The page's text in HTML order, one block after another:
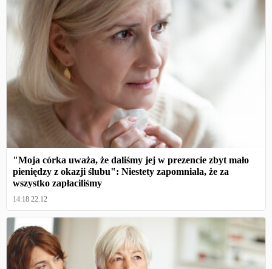
"Moja córka uważa, że daliśmy jej w prezencie zbyt mało
pieniędzy z okazji ślubu": Niestety zapomniała, że za
wszystko zapłaciliśmy
14:18 22.12